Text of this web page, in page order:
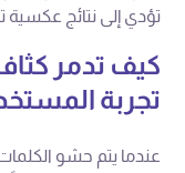
تؤدي إلى نتائج عكسية
كيف تدمر
تجربة
عندما يتم حشو